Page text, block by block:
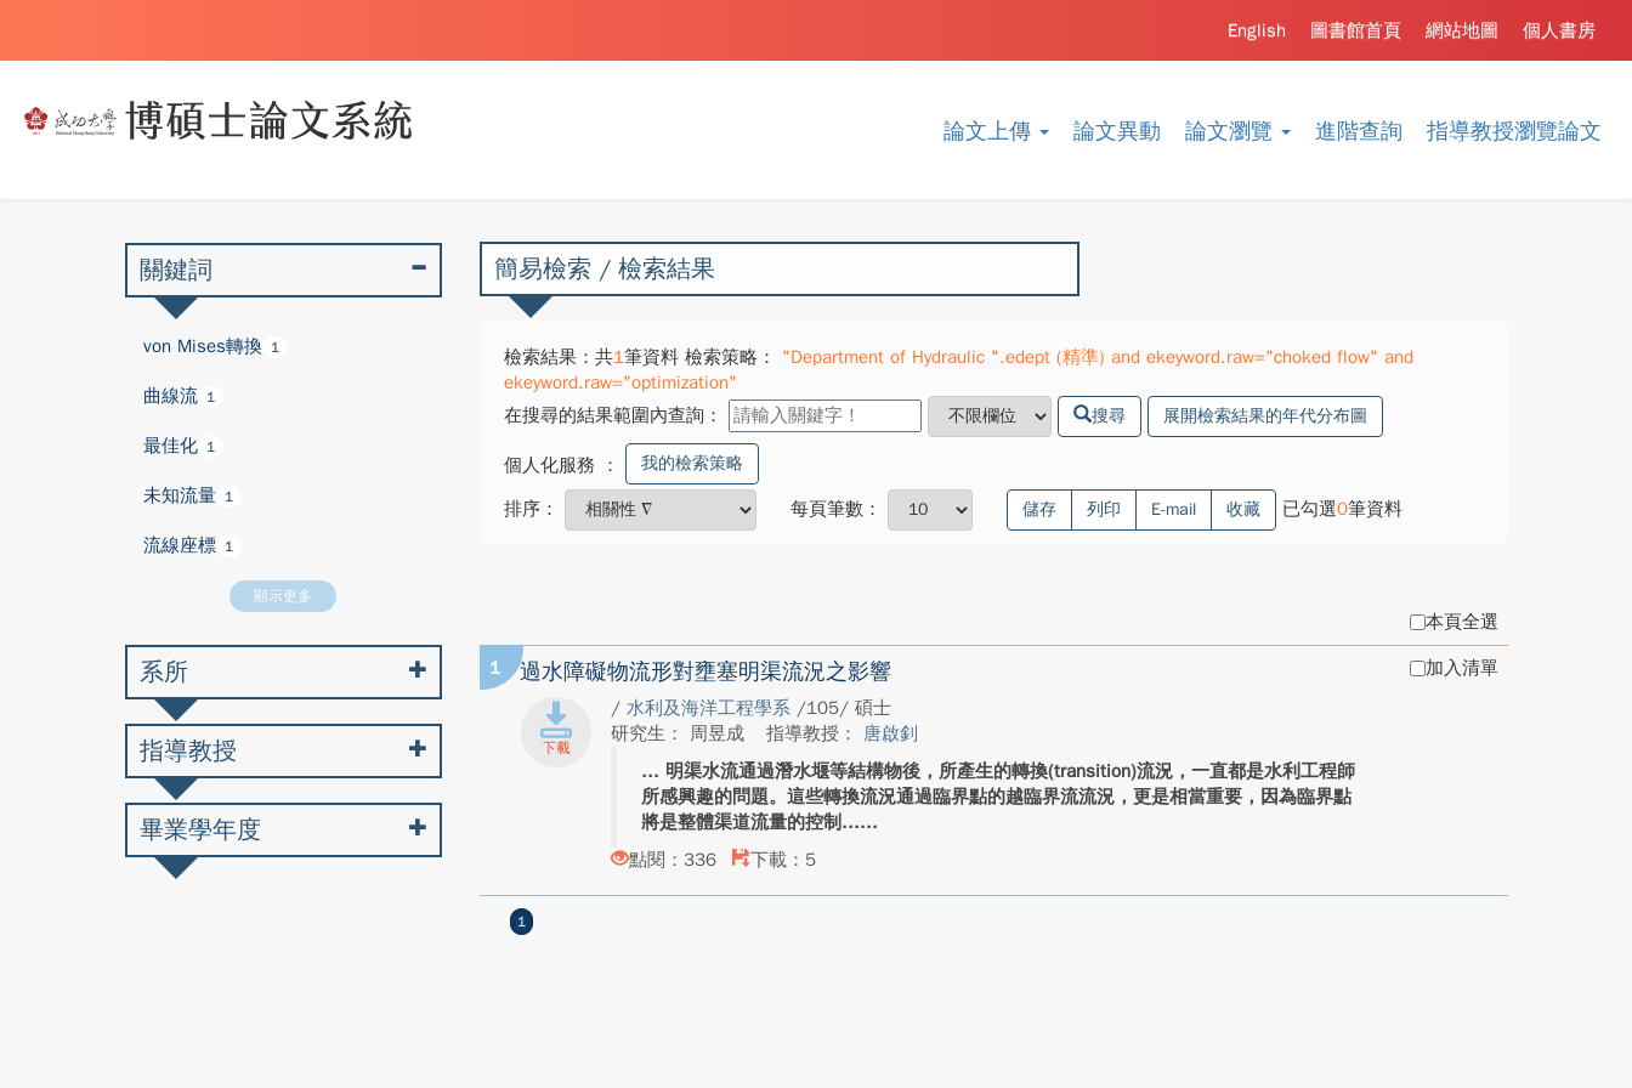
論文上傳 論文異動 論文瀏覽 進階查詢 指導教授瀏覽論文
個人書房
網站地圖
圖書館首頁
English
簡易檢索 / 檢索結果
檢索結果：共1筆資料 檢索策略：
"Department of Hydraulic ".edept (精準) and ekeyword.raw="choked flow" and
ekeyword.raw="optimization"
在搜尋的結果範圍內查詢：
搜尋 展開檢索結果的年代分布圖
個人化服務 ： 我的檢索策略
排序： 每頁筆數： 儲存 列印 E-mail 收藏 已勾選0筆資料
本頁全選
1 過水障礙物流形對壅塞明渠流況之影響
/ 水利及海洋工程學系 /105/ 碩士
研究生： 周昱成
指導教授： 唐啟釗
明渠水流通過潛水堰等結構物後，所產生的轉換(transition)流況，一直都是水利工程師
所感興趣的問題。這些轉換流況通過臨界點的越臨界流流況，更是相當重要，因為臨界點
將是整體渠道流量的控制...
點閱：336
下載：5
加入清單
1
關鍵詞
von Mises轉換 1
曲線流 1
最佳化 1
未知流量 1
流線座標 1
顯示更多
系所
指導教授
畢業學年度